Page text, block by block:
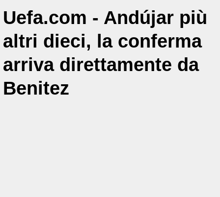
Uefa.com - Andújar più
altri dieci, la conferma
arriva direttamente da
Benitez